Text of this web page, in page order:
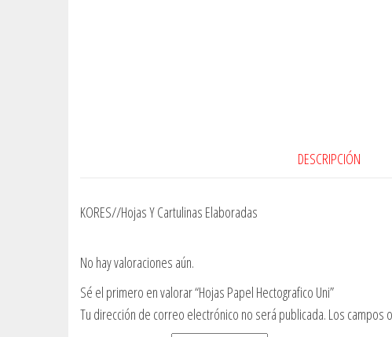
DESCRIPCIÓN
KORES//Hojas Y Cartulinas Elaboradas
No hay valoraciones aún.
Sé el primero en valorar “Hojas Papel Hectografico Uni”
Tu dirección de correo electrónico no será publicada. Los campos